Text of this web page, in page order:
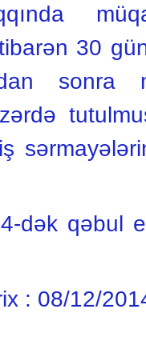
30
sonra
dək qəbul
: 08/12/